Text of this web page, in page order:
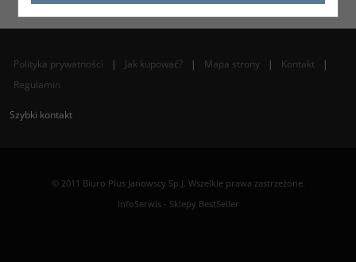
Polityka prywatności | Jak kupować? | Mapa strony | Kontakt
|
Regulamin
Szybki kontakt
© 2011 Biuro Plus Janowscy Sp.J. Wszelkie prawa zastrzeżone.
InfoSerwis- Sklepy BestSeller